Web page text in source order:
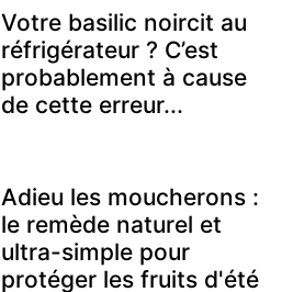
Votre basilic noircit au
réfrigérateur ? C’est
probablement à cause
de cette erreur...
Adieu les moucherons :
le remède naturel et
ultra-simple pour
protéger les fruits d'été